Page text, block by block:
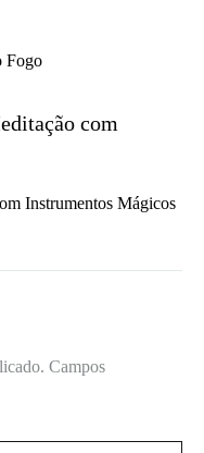
Fogo
Instrumentos Mágicos
Campos